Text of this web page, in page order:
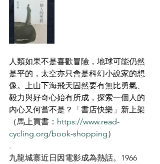
人類如果不是喜歡冒險，地球可能仍然
是平的，太空亦只會是科幻小說家的想
像。上山下海飛天固然要有無比勇氣、
毅力與好奇心始有所成，探索一個人的
內心又何嘗不是？「書店快樂」新上架
（馬上買書： https://www.read-
cycling.org/book-shopping）
.
九龍城寨近日因電影成為熱話。1966